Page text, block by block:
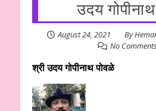
उदय
August 24, 2021 By
No Comments
श्री उदय गोपीनाथ पोवळे